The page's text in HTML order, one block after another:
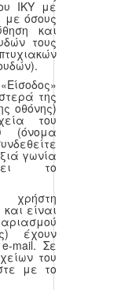
ΙΚΥ με
με όσους
και
τους
της
οθόνης)
του
(όνομα
γωνία
το
είναι
έχουν
mail. Σε
του
με το